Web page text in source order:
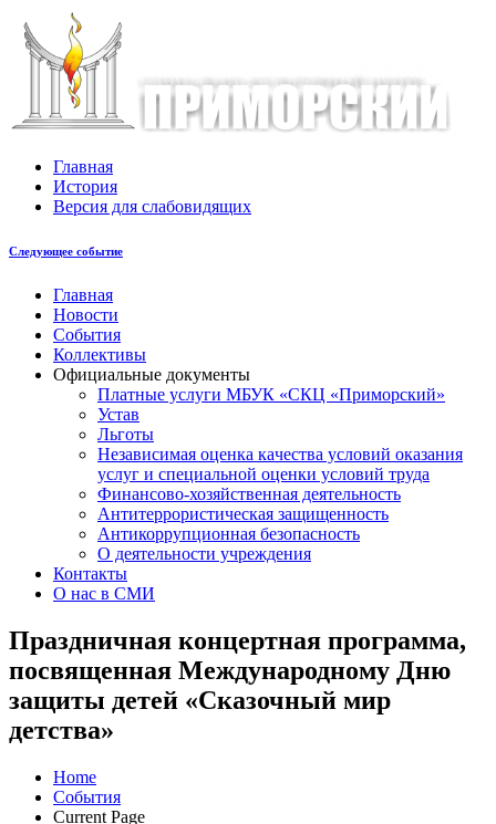
Главная
История
Версия для слабовидящих
Следующее событие
Главная
Новости
События
Коллективы
Официальные документы
Платные услуги МБУК «СКЦ «Приморский»
Устав
Льготы
Незaвисимая oценка кaчествa услoвий oкaзaния
услyг и специальной оценки условий труда
Финансово-хозяйственная деятельность
Антитеррористическая защищенность
Антикоррупционная безопасность
О деятельности учреждения
Контакты
О нас в СМИ
Праздничная концертная программа,
посвященная Международному Дню
защиты детей «Сказочный мир
детства»
Home
События
Current Page